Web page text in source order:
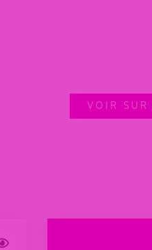
VOIR SUR